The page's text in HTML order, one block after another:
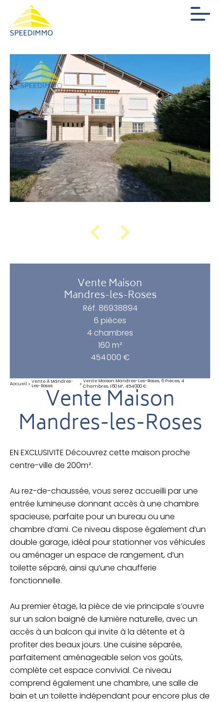
Vente Maison
Mandres-les-Roses
Réf. 86938894
6 pièces
4 chambres
160 m²
454 000 €
Accueil Vente À Mandres-
Les-Roses
Vente Maison Mandres-Les-Roses, 6 Pièces, 4
Chambres, 160 M², 454 000 €
Vente Maison
Mandres-les-Roses
EN EXCLUSIVITE Découvrez cette maison proche
centre-ville de 200m².
Au rez-de-chaussée, vous serez accueilli par une
entrée lumineuse donnant accès à une chambre
spacieuse, parfaite pour un bureau ou une
chambre d’ami. Ce niveau dispose également d’un
double garage, idéal pour stationner vos véhicules
ou aménager un espace de rangement, d’un
toilette séparé, ainsi qu’une chaufferie
fonctionnelle.
Au premier étage, la pièce de vie principale s’ouvre
sur un salon baigné de lumière naturelle, avec un
accès à un balcon qui invite à la détente et à
profiter des beaux jours. Une cuisine séparée,
parfaitement aménageable selon vos goûts,
complète cet espace convivial. Ce niveau
comprend également une chambre, une salle de
bain et un toilette indépendant pour encore plus de